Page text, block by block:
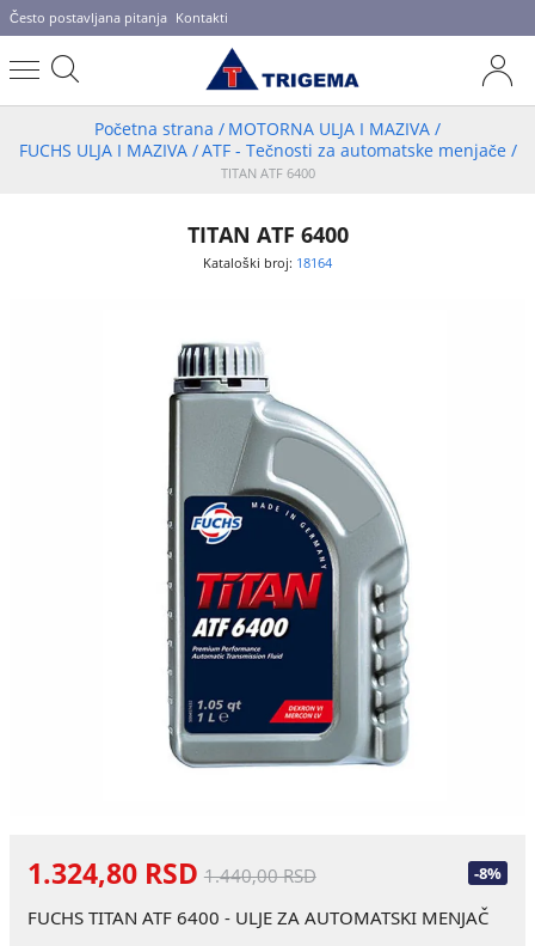
Često postavljana pitanja Kontakti
Početna strana / MOTORNA ULJA I MAZIVA /
FUCHS ULJA I MAZIVA /ATF - Tečnosti za automatske menjače /
TITAN ATF 6400
TITAN ATF 6400
Kataloški broj: 18164
1.324,80 RSD 1.440,00 RSD -8%
FUCHS TITAN ATF 6400 - ULJE ZA AUTOMATSKI MENJAČ